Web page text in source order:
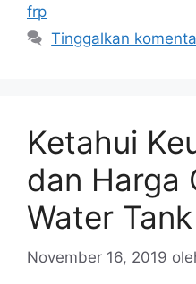
frp
Tinggalkan
Ketahui
dan Harga
Water Tank
November 16, 2019